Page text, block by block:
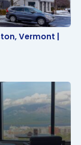
Vermont |
Vermont |